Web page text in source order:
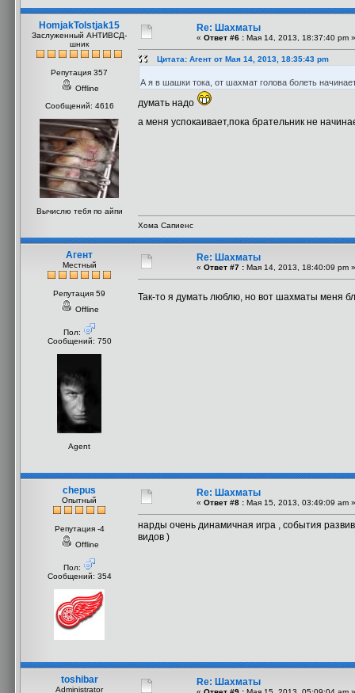
HomjakTolstjak15
Заслуженный АНТИВСД-
шник
Репутация 357
Offline
Сообщений: 4616
Вычислю тебя по айпи
Re: Шахматы
« Ответ #6 : Мая 14, 2013, 18:37:40 pm »
Цитата: Агент от Мая 14, 2013, 18:35:43 pm
А я в шашки тока, от шахмат голова болеть
думать надо
а меня успокаивает,пока брательник не
Хома Сапиенс
Агент
Местный
Репутация 59
Offline
Пол:
Сообщений: 750
Agent
Re: Шахматы
« Ответ #7 : Мая 14, 2013, 18:40:09 pm »
Так-то я думать люблю, но вот шахматы меня
chepus
Опытный
Репутация -4
Offline
Пол:
Сообщений: 354
Re: Шахматы
« Ответ #8 : Мая 15, 2013, 03:49:09 am »
нарды очень динамичная игра , события
видов )
toshibar
Administrator
Re: Шахматы